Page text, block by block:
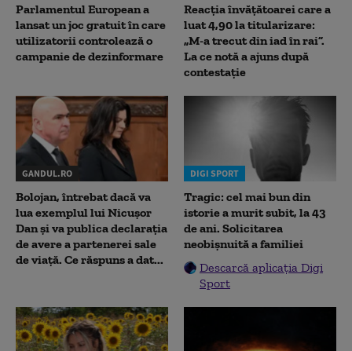
Parlamentul European a
lansat un joc gratuit în care
utilizatorii controlează o
campanie de dezinformare
Reacția învățătoarei care a
luat 4,90 la titularizare:
„M-a trecut din iad în rai”.
La ce notă a ajuns după
contestație
GANDUL.RO
Bolojan, întrebat dacă va
lua exemplul lui Nicușor
Dan și va publica declarația
de avere a partenerei sale
de viață. Ce răspuns a dat...
DIGI SPORT
Tragic: cel mai bun din
istorie a murit subit, la 43
de ani. Solicitarea
neobișnuită a familiei
Descarcă aplicația Digi
Sport